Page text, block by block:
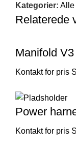
Kategorier: Alle
Relaterede
Manifold
Power